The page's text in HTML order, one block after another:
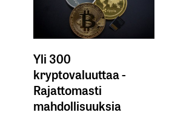
Yli 300
kryptovaluuttaa -
Rajattomasti
mahdollisuuksia